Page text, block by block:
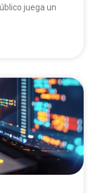
juega un